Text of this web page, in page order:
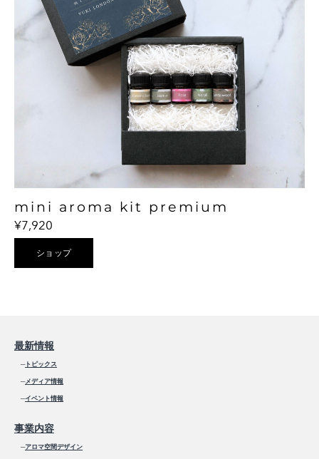
mini aroma kit premium
¥7,920
ショップ
最新情報
─トピックス
─メディア情報
─イベント情報
事業内容
─アロマ空間デザイン